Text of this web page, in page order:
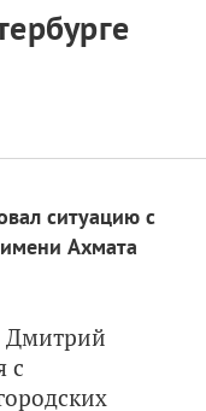
ситуацию с
Ахмата
Дмитрий
с